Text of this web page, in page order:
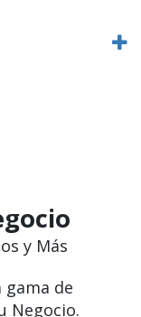
y Más
de
Negocio.